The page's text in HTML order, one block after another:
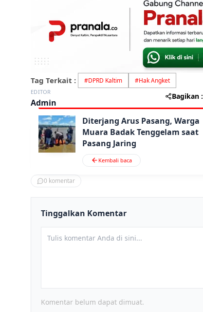
Tag Terkait : #DPRD Kaltim #Hak Angket
EDITOR
Admin
Bagikan :
Diterjang Arus Pasang, Warga
Muara Badak Tenggelam saat
Pasang Jaring
Kembali baca
0 komentar
Tinggalkan Komentar
Komentar belum dapat dimuat.